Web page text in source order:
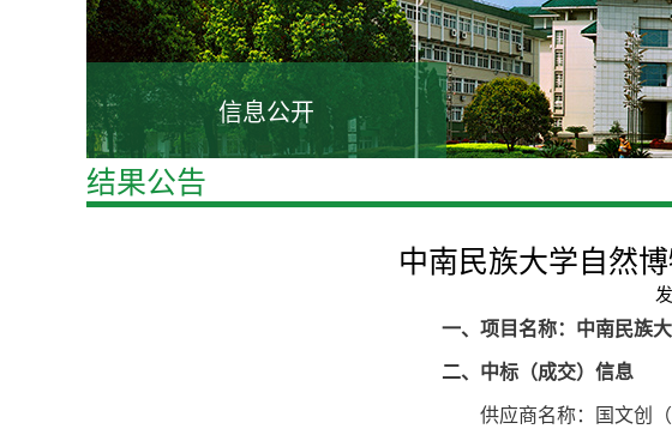
信息公开
结果公告
中南民族大学自然
一、 项目名称： 中南民族
二、 中标（成交）信息
供应商名称： 国文创